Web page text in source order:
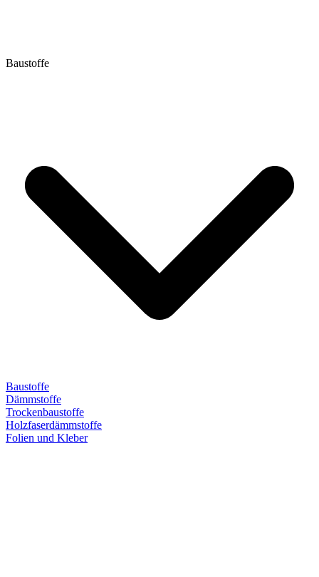
Baustoffe
Baustoffe
Dämmstoffe
Trockenbaustoffe
Holzfaserdämmstoffe
Folien und Kleber